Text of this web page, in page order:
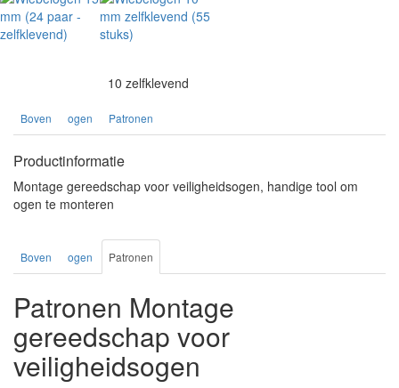
10 zelfklevend
Boven ogen Patronen
Productinformatie
Montage gereedschap voor veiligheidsogen, handige tool om
ogen te monteren
Boven ogen Patronen
Patronen Montage
gereedschap voor
veiligheidsogen